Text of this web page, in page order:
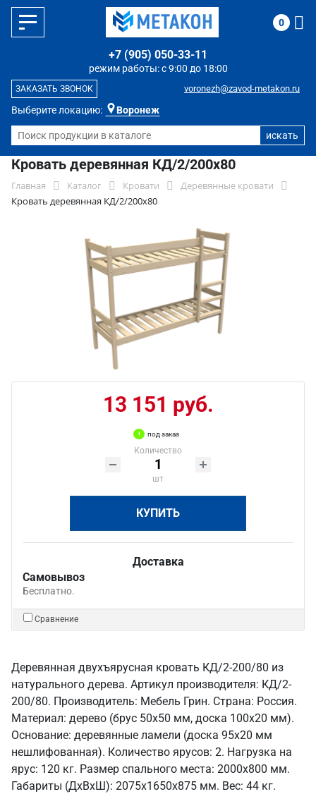
Выберите локацию: Воронеж
режим работы: с 9:00 до 18:00
+7 (905) 050-33-11
voronezh@zavod-metakon.ru
ЗАКАЗАТЬ ЗВОНОК
0
Кровать деревянная КД/2/200х80
Главная Каталог Кровати
Деревянные кровати
Кровать деревянная КД/2/200х80
13 151 руб.
под заказ
Количество
шт
КУПИТЬ
Доставка
Самовывоз
Бесплатно.
Сравнение
Деревянная двухъярусная кровать КД/2-200/80 из
натурального дерева. Артикул производителя: КД/2-
200/80. Производитель: Мебель Грин. Страна: Россия.
Материал: дерево (брус 50х50 мм, доска 100х20 мм).
Основание: деревянные ламели (доска 95х20 мм
нешлифованная). Количество ярусов: 2. Нагрузка на
ярус: 120 кг. Размер спального места: 2000х800 мм.
Габариты (ДхВхШ): 2075х1650х875 мм. Вес: 44 кг.